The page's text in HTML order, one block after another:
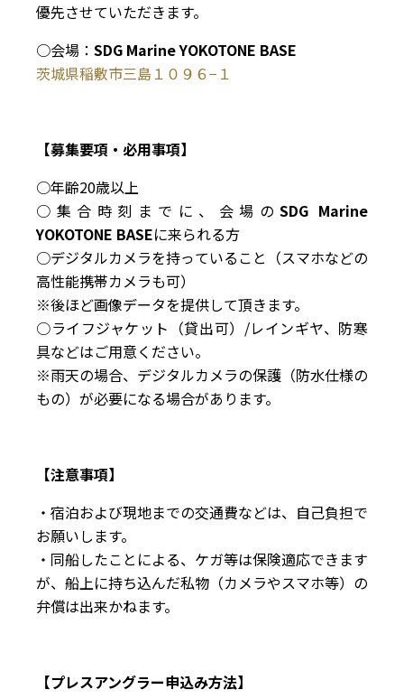
優先させていただきます。
○会場： SDG Marine YOKOTONE BASE
茨城県稲敷市三島１０９６−１
【募集要項・必用事項】
○年齢20歳以上
○集合時刻までに、会場のSDG Marine
YOKOTONE BASEに来られる方
○デジタルカメラを持っていること（スマホなどの
高性能携帯カメラも可）
※後ほど画像データを提供して頂きます。
○ライフジャケット（貸出可）/レインギヤ、防寒
具などはご用意ください。
※雨天の場合、デジタルカメラの保護（防水仕様の
もの）が必要になる場合があります。
【注意事項】
・宿泊および現地までの交通費などは、自己負担で
お願いします。
・同船したことによる、ケガ等は保険適応できます
が、船上に持ち込んだ私物（カメラやスマホ等）の
弁償は出来かねます。
【プレスアングラー申込み方法】